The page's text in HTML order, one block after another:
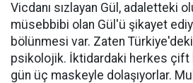
Vicdanı sızlayan Gül, adaletteki
müsebbibi olan Gül'ü şikayet
bölünmesi var. Zaten
psikolojik. İktidardaki herkes çift
gün üç maskeyle dolaşıyorlar.